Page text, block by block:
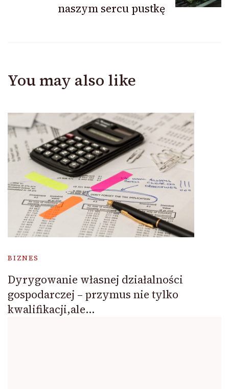
naszym sercu pustkę
You may also like
BIZNES
Dyrygowanie własnej działalności
gospodarczej – przymus nie tylko
kwalifikacji,ale…